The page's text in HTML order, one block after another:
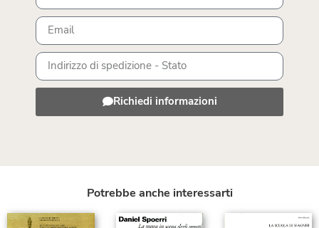
Richiedi informazioni
Potrebbe anche interessarti